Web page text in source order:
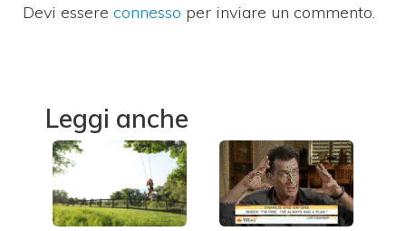
Devi essere connesso per inviare un commento.
Leggi anche